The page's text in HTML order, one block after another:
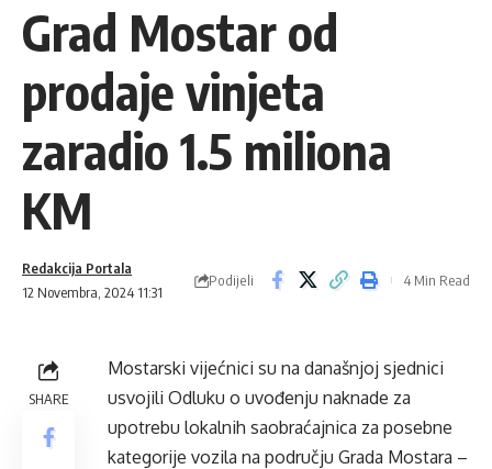
Grad Mostar od
prodaje vinjeta
zaradio 1.5 miliona
KM
12 Novembra, 2024 11:31
Redakcija Portala
Podijeli 4 Min Read
SHARE
Mostarski vijećnici su na današnjoj sjednici
usvojili Odluku o uvođenju naknade za
upotrebu lokalnih saobraćajnica za posebne
kategorije vozila na području Grada Mostara –